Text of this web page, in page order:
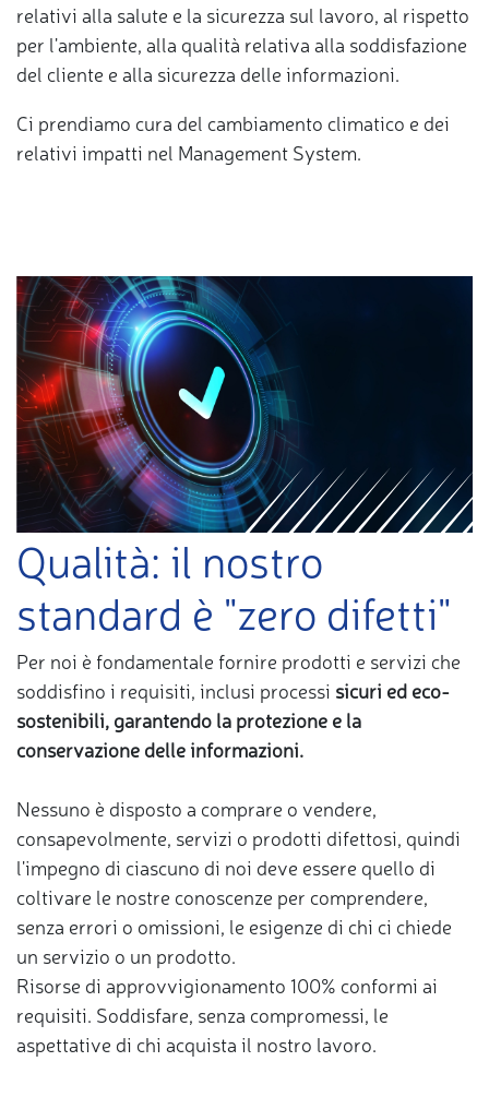
relativi alla salute e la sicurezza sul lavoro, al rispetto
per l'ambiente, alla qualità relativa alla soddisfazione
del cliente e alla sicurezza delle informazioni.
Ci prendiamo cura del cambiamento climatico e dei
relativi impatti nel Management System.
Qualità: il nostro
standard è "zero difetti"
Per noi è fondamentale fornire prodotti e servizi che
soddisfino i requisiti, inclusi processi sicuri ed eco-
sostenibili, garantendo la protezione e la
conservazione delle informazioni.
Nessuno è disposto a comprare o vendere,
consapevolmente, servizi o prodotti difettosi, quindi
l'impegno di ciascuno di noi deve essere quello di
coltivare le nostre conoscenze per comprendere,
senza errori o omissioni, le esigenze di chi ci chiede
un servizio o un prodotto.
Risorse di approvvigionamento 100% conformi ai
requisiti. Soddisfare, senza compromessi, le
aspettative di chi acquista il nostro lavoro.